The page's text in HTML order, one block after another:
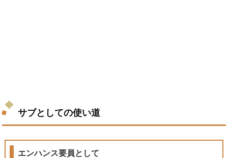
サブとしての使い道
エンハンス要員として